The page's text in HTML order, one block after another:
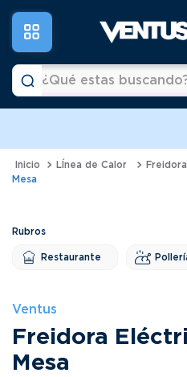
¿Qué estas buscando?
LÍnea de Calor
Mesa
Restaurante
Ventus
Freidora
Mesa
1.
horno
congeladora
6